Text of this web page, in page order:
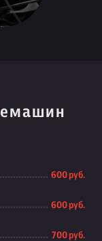
600 руб.
600 руб.
700 руб.